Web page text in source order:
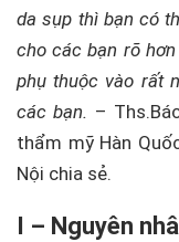
da sụp thì bạn có
cho các bạn rõ
phụ thuộc vào rất
các bạn. –
thẩm mỹ Hàn
Nội chia sẻ.
I – Nguyên